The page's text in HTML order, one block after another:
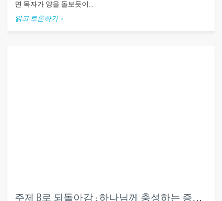
면 목자가 양을 돌보듯이...
읽고 토론하기
주제 B로 되돌아감 : 하나님께 충성하는 증인들이 수난을 겪고 상급을 받다 (단6장)